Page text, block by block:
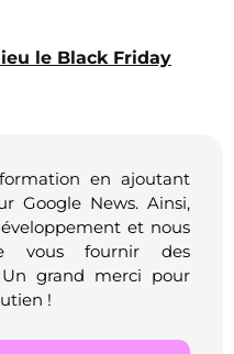
le Black Friday
en ajoutant
Google News. Ainsi,
et nous
vous fournir des
grand merci pour
!